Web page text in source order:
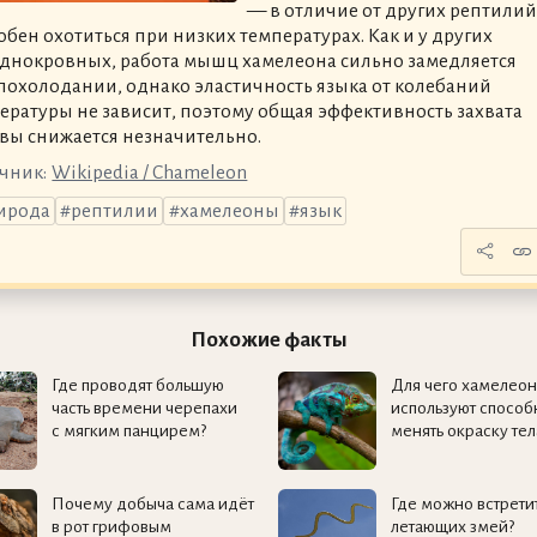
— в отличие от других
охотиться при низких температурах. Как и у других
работа мышц хамелеона сильно замедляется
однако эластичность языка от колебаний
не зависит, поэтому общая эффективность захвата
снижается незначительно.
Wikipedia / Chameleon
рептилии хамелеоны язык
Похожие факты
Где проводят большую
часть времени черепахи
с мягким панцирем?
Для чего
используют
менять окраску
Почему добыча сама идёт
в рот грифовым
Где можно
летающих змей?